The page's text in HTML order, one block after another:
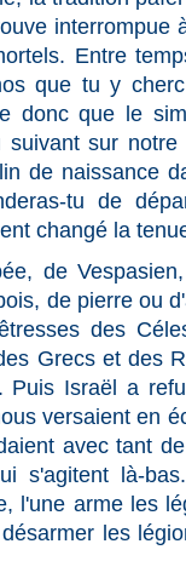
interrompue
Entre
que tu y
donc que le
sur
de naissance
tu de
changé la
de
de pierre ou
des
Grecs et des
Puis Israël a
versaient en
avec tant
s'agitent là-
l'une arme les
les